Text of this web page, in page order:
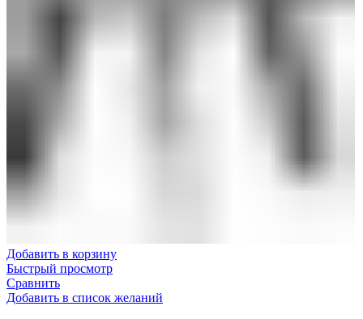
Добавить в корзину
Быстрый просмотр
Сравнить
Добавить в список желаний